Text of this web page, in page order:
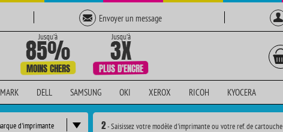
Envoyer un message
DELL SAMSUNG OKI XEROX RICOH KYOCERA
d'imprimante 2- Saisissez votre modèle d'imprimante ou votre ref. de cartouche